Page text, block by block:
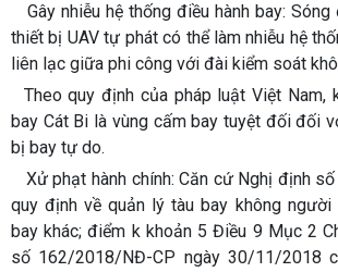
Gây nhiễu hệ thống điều hành bay:
thiết bị UAV tự phát có thể làm nhiễu hệ
liên lạc giữa phi công với đài kiểm soát
Theo quy định của pháp luật Việt Nam,
bay Cát Bi là vùng cấm bay tuyệt đối đối
bị bay tự do.
Xử phạt hành chính: Căn cứ Nghị định
quy định về quản lý tàu bay không
bay khác; điểm k khoản 5 Điều 9 Mục 2
số 162/2018/NĐ-CP ngày 30/11/2018